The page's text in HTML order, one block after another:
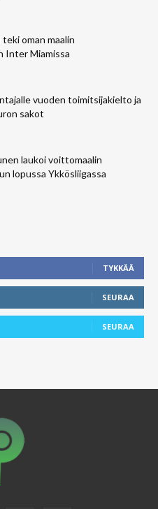
oman maalin
Inter Miamissa
vuoden toimitsijakielto ja
sakot
laukoi voittomaalin
lopussa Ykkösliigassa
TYKKÄÄ
SEURAA
SEURAA